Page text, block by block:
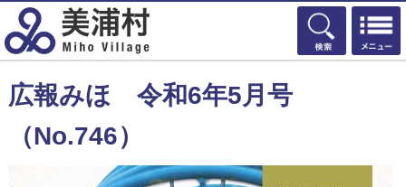
検索
広報みほ 令和6年5月号
（No.746）